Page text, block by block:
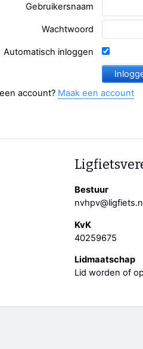
Gebruikersnaam
Wachtwoord
Automatisch inloggen
account? Maak een account
Bestuur
KvK
40259675
Lidmaatschap
Lid worden of